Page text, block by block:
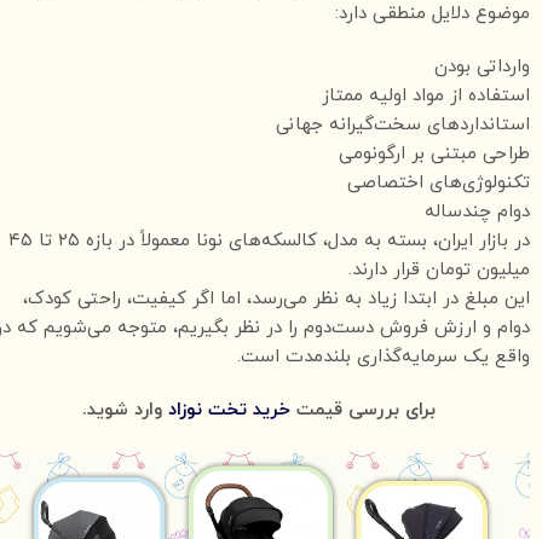
موضوع دلایل منطقی دارد:
وارداتی بودن
استفاده از مواد اولیه ممتاز
استانداردهای سخت‌گیرانه جهانی
طراحی مبتنی بر ارگونومی
تکنولوژی‌های اختصاصی
دوام چندساله
در بازار ایران، بسته به مدل، کالسکه‌های نونا معمولاً در بازه ۲۵ تا ۴۵
میلیون تومان قرار دارند.
این مبلغ در ابتدا زیاد به نظر می‌رسد، اما اگر کیفیت، راحتی کودک،
دوام و ارزش فروش دست‌دوم را در نظر بگیریم، متوجه می‌شویم که
واقع یک سرمایه‌گذاری بلندمدت است.
برای بررسی قیمت خرید تخت نوزاد وارد شوید.